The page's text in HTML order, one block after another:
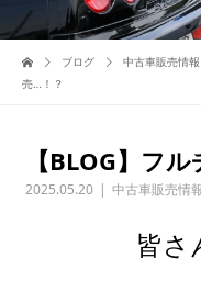
ブログ 中古車販売情報
売…！？
【BLOG】フ
2025.05.20 中古車販売情
皆さ